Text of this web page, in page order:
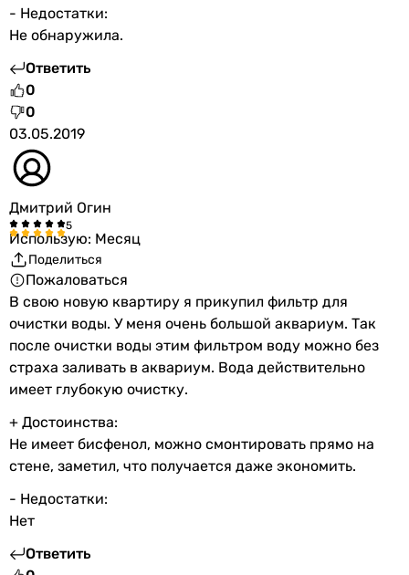
стандартные
Производительность мембраны
190 (50 галл.) л/сутки
190 (50 галл.) л/сутки
190 (50 галл.) л/сутки
285 (75 галл.) л/сутки
190 (50 галл.) л/сутки
285 (75 галл.) л/сутки
285 (75 галл.) л/сутки
190 (50 галл.) л/сутки
285 (75 галл.) л/сутки
285 (75 галл.) л/сутки
Электропитание
230 В
230 В
Назначение
- Недостатки:
Не обнаружила.
Ответить
0
0
03.05.2019
Дмитрий Огин
Использую: Месяц
Поделиться
Пожаловаться
В свою новую квартиру я прикупил фильтр для
очистки воды. У меня очень большой аквариум. Так
после очистки воды этим фильтром воду можно без
страха заливать в аквариум. Вода действительно
имеет глубокую очистку.
+ Достоинства:
Не имеет бисфенол, можно смонтировать прямо на
стене, заметил, что получается даже экономить.
- Недостатки:
Нет
Ответить